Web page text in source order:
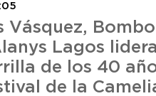
Vásquez,
Lagos
de los 40
de la